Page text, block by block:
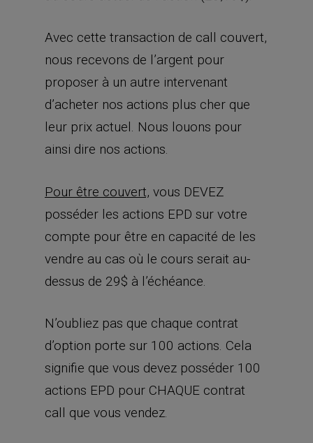
Avec cette transaction de call couvert,
nous recevons de l’argent pour
proposer à un autre intervenant
d’acheter nos actions plus cher que
leur prix actuel. Nous louons pour
ainsi dire nos actions.
Pour être couvert, vous DEVEZ
posséder les actions EPD sur votre
compte pour être en capacité de les
vendre au cas où le cours serait au-
dessus de 29$ à l’échéance.
N’oubliez pas que chaque contrat
d’option porte sur 100 actions. Cela
signifie que vous devez posséder 100
actions EPD pour CHAQUE contrat
call que vous vendez.